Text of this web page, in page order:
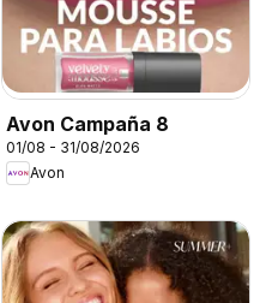
Avon Campaña 8
01/08 - 31/08/2026
Avon